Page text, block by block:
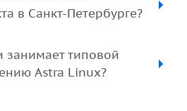
в Санкт-Петербурге?
занимает типовой
Astra Linux?